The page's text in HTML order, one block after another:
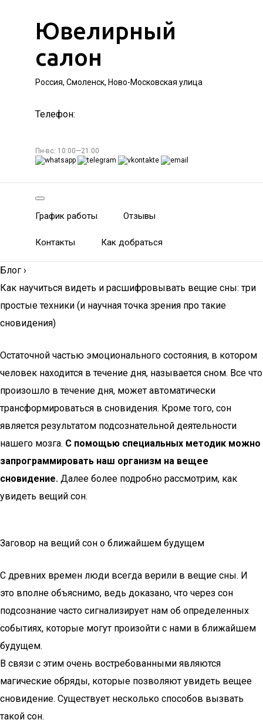
Ювелирный
салон
Россия, Смоленск, Ново-Московская улица
Телефон:
Пн-вс: 10:00—21:00
График работы Отзывы
Контакты Как добраться
Блог ›
Как научиться видеть и расшифровывать вещие сны: три
простые техники (и научная точка зрения про такие
сновидения)
Остаточной частью эмоционального состояния, в котором
человек находится в течение дня, называется сном. Все что
произошло в течение дня, может автоматически
трансформироваться в сновидения. Кроме того, сон
является результатом подсознательной деятельности
нашего мозга. С помощью специальных методик можно
запрограммировать наш организм на вещее
сновидение. Далее более подробно рассмотрим, как
увидеть вещий сон.
Заговор на вещий сон о ближайшем будущем
С древних времен люди всегда верили в вещие сны. И
это вполне объяснимо, ведь доказано, что через сон
подсознание часто сигнализирует нам об определенных
событиях, которые могут произойти с нами в ближайшем
будущем.
В связи с этим очень востребованными являются
магические обряды, которые позволяют увидеть вещее
сновидение. Существует несколько способов вызвать
такой сон.